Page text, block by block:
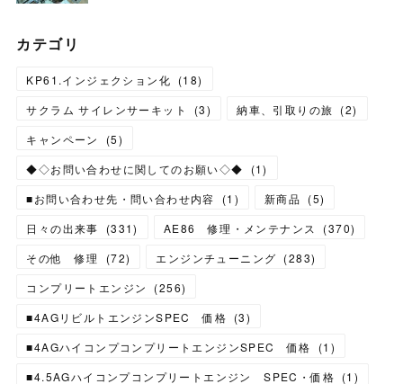
カテゴリ
KP61.インジェクション化 (18)
サクラム サイレンサーキット
(3) 納車、引取りの旅 (2)
キャンペーン
(5)
◆◇お問い合わせに関してのお願い◇◆
(1)
■お問い合わせ先・問い合わせ内容
(1 ) 新商品 (5)
日々の出来事
(331) AE86 修理・メンテナンス (370)
その他 修理
(72) エンジンチューニング (283)
コンプリートエンジン
(256)
■4AGリビルトエンジンSPEC 価格 (3)
■4AGハイコンプコンプリートエンジンSPEC 価格
(1 )
■4.5AGハイコンプコンプリートエンジン SPEC・価格 (1 )